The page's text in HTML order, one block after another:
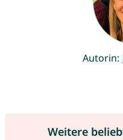
Autorin:
Weitere